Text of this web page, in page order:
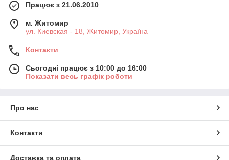
Працює з 21.06.2010
м. Житомир
ул. Киевская - 18, Житомир, Україна
Контакти
Сьогодні працює з 10:00 до 16:00
Показати весь графік роботи
Про нас
Контакти
Доставка та оплата